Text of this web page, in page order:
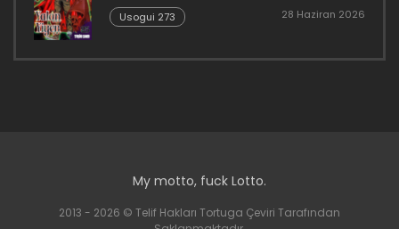
Usogui 273 28 Haziran 2026
My motto, fuck Lotto.
2013 - 2026 © Telif Hakları Tortuga Çeviri Tarafından